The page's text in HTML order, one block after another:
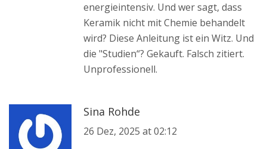
energieintensiv. Und wer sagt, dass
Keramik nicht mit Chemie behandelt
wird? Diese Anleitung ist ein Witz. Und
die "Studien“? Gekauft. Falsch zitiert.
Unprofessionell.
Sina Rohde
26 Dez, 2025 at 02:12